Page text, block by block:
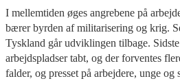
I mellemtiden øges angrebene på
bærer byrden af militarisering og krig.
Tyskland går udviklingen tilbage.
arbejdspladser tabt, og der forventes
falder, og presset på arbejdere, unge